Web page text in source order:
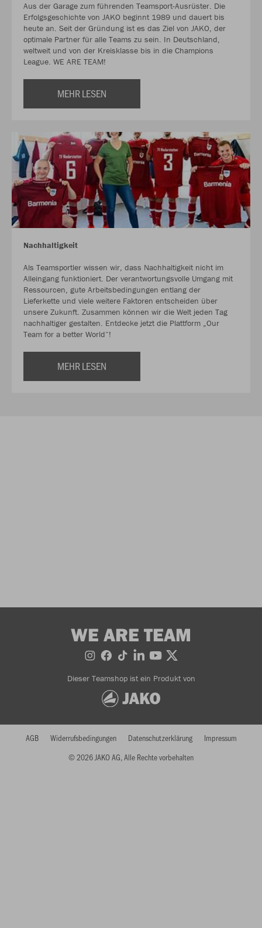
Aus der Garage zum führenden Teamsport-Ausrüster. Die
Erfolgsgeschichte von JAKO beginnt 1989 und dauert bis
heute an. Seit der Gründung ist es das Ziel von JAKO, der
optimale Partner für alle Teams zu sein. In Deutschland,
weltweit und von der Kreisklasse bis in die Champions
League. WE ARE TEAM!
MEHR LESEN
Nachhaltigkeit
Als Teamsportler wissen wir, dass Nachhaltigkeit nicht im
Alleingang funktioniert. Der verantwortungsvolle Umgang mit
Ressourcen, gute Arbeitsbedingungen entlang der
Lieferkette und viele weitere Faktoren entscheiden über
unsere Zukunft. Zusammen können wir die Welt jeden Tag
nachhaltiger gestalten. Entdecke jetzt die Plattform „Our
Team for a better World“!
MEHR LESEN
WE ARE TEAM
Dieser Teamshop ist ein Produkt von
© 2026 JAKO AG, Alle Rechte vorbehalten
AGB Widerrufsbedingungen Datenschutzerklärung Impressum